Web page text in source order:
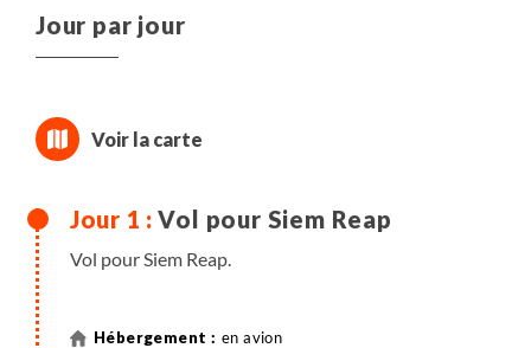
Jour par jour
Vol pour Siem Reap
Vol pour Siem Reap.
en avion